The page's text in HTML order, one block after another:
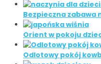
Bezpieczna zabawa
Orient w pokoju
Odlotowy pokój